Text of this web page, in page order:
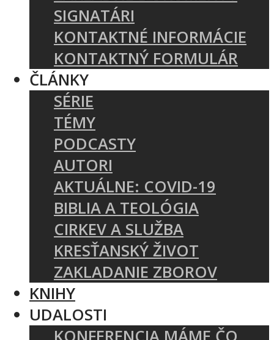
SIGNATÁRI
KONTAKTNÉ INFORMÁCIE
KONTAKTNÝ FORMULÁR
ČLÁNKY
SÉRIE
TÉMY
PODCASTY
AUTORI
AKTUÁLNE: COVID-19
BIBLIA A TEOLÓGIA
CIRKEV A SLUŽBA
KRESŤANSKÝ ŽIVOT
ZAKLADANIE ZBOROV
KNIHY
UDALOSTI